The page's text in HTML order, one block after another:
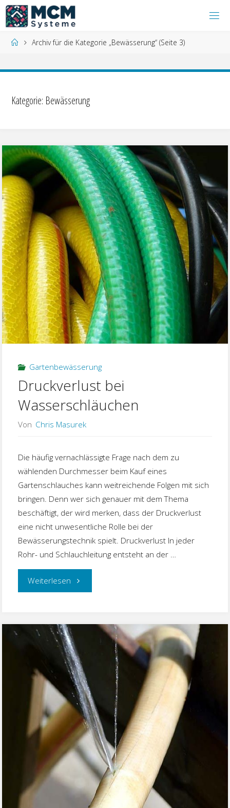
Zum
Inhalt
StartArchiv für die Kategorie „Bewässerung“ (Seite 3)
Kategorie: Bewässerung
Gartenbewässerung
Druckverlust bei
Wasserschläuchen
Von Chris Masurek
Die häufig vernachlässigte Frage nach dem zu
wählenden Durchmesser beim Kauf eines
Gartenschlauches kann weitreichende Folgen mit sich
bringen. Denn wer sich genauer mit dem Thema
beschäftigt, der wird merken, dass der Druckverlust
eine nicht unwesentliche Rolle bei der
Bewässerungstechnik spielt. Druckverlust In jeder
Rohr- und Schlauchleitung entsteht an der …
Weiterlesen"Druckverlust
Wasserschläuchen"